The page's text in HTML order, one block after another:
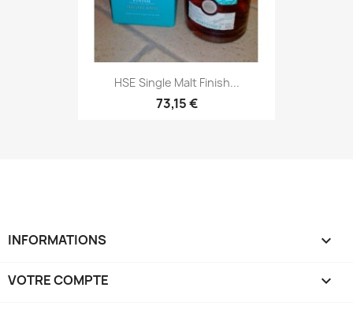
HSE Single Malt Finish...
73,15 €
INFORMATIONS 
VOTRE COMPTE 